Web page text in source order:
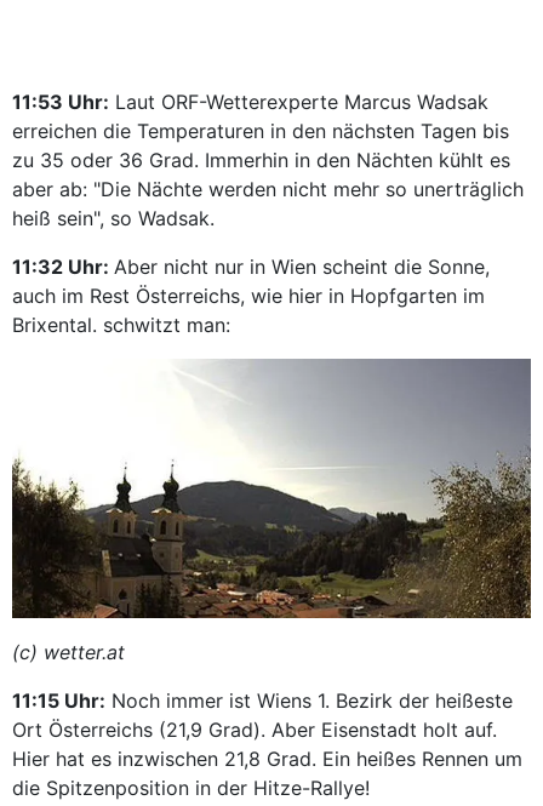
11:53 Uhr: Laut ORF-Wetterexperte Marcus Wadsak
erreichen die Temperaturen in den nächsten Tagen bis
zu 35 oder 36 Grad. Immerhin in den Nächten kühlt es
aber ab: "Die Nächte werden nicht mehr so unerträglich
heiß sein", so Wadsak.
11:32 Uhr: Aber nicht nur in Wien scheint die Sonne,
auch im Rest Österreichs, wie hier in Hopfgarten im
Brixental. schwitzt man:
(c) wetter.at
11:15 Uhr: Noch immer ist Wiens 1. Bezirk der heißeste
Ort Österreichs (21,9 Grad). Aber Eisenstadt holt auf.
Hier hat es inzwischen 21,8 Grad. Ein heißes Rennen um
die Spitzenposition in der Hitze-Rallye!